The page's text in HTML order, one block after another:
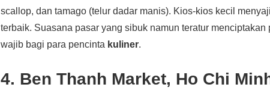
scallop, dan tamago (telur dadar manis). Kios-kios kecil
terbaik. Suasana pasar yang sibuk namun teratur
wajib bagi para pencinta kuliner.
4. Ben Thanh Market, Ho Chi